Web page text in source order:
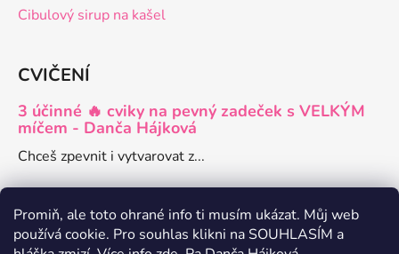
Promiň, ale toto ohrané info ti musím ukázat. Můj web
používá cookie. Pro souhlas klikni na SOUHLASÍM a
Cibulový sirup na kašel
CVIČENÍ
3 účinné 🔥 cviky na pevný zadeček s VELKÝM
míčem - Danča Hájková
Chceš zpevnit i vytvarovat z...